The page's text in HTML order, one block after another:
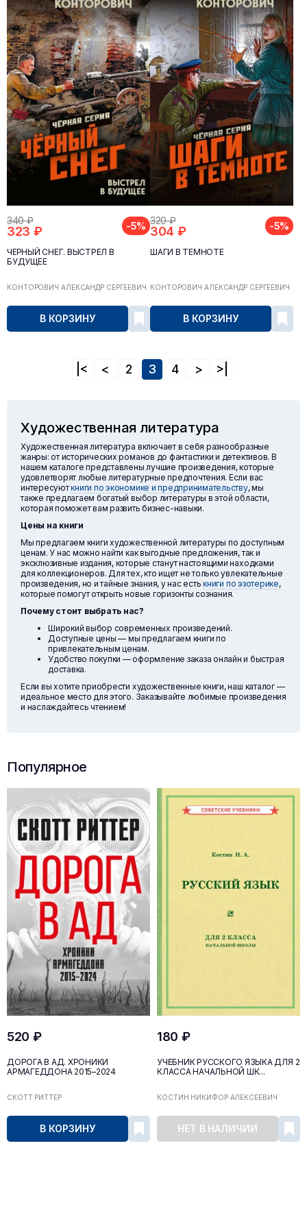
340 ₽
323 ₽ -5%
ЧЁРНЫЙ СНЕГ. ВЫСТРЕЛ В
БУДУЩЕЕ
КОНТОРОВИЧ АЛЕКСАНДР СЕРГЕЕВИЧ
В КОРЗИНУ
320 ₽
304 ₽ -5%
ШАГИ В ТЕМНОТЕ
КОНТОРОВИЧ АЛЕКСАНДР СЕРГЕЕВИЧ
В КОРЗИНУ
|< < 2 3 4 > >|
Художественная литература
Художественная литература включает в себя разнообразные
жанры: от исторических романов до фантастики и детективов. В
нашем каталоге представлены лучшие произведения, которые
удовлетворят любые литературные предпочтения. Если вас
интересуюткниги по экономике и предпринимательству, мы
также предлагаем богатый выбор литературы в этой области,
которая поможет вам развить бизнес-навыки.
Цены на книги
Мы предлагаем книги художественной литературы по доступным
ценам. У нас можно найти как выгодные предложения, так и
эксклюзивные издания, которые станут настоящими находками
для коллекционеров. Для тех, кто ищет не только увлекательные
произведения, но и тайные знания, у нас естькниги по эзотерике,
которые помогут открыть новые горизонты сознания.
Почему стоит выбрать нас?
Широкий выбор современных произведений.
Доступные цены — мы предлагаем книги по
привлекательным ценам.
Удобство покупки — оформление заказа онлайн и быстрая
доставка.
Если вы хотите приобрести художественные книги, наш каталог —
идеальное место для этого. Заказывайте любимые произведения
и наслаждайтесь чтением!
Популярное
520 ₽
ДОРОГА В АД. ХРОНИКИ
АРМАГЕДДОНА 2015–2024
СКОТТ РИТТЕР
В КОРЗИНУ
180 ₽
УЧЕБНИК РУССКОГО ЯЗЫКА ДЛЯ 2
КЛАССА НАЧАЛЬНОЙ ШК...
КОСТИН НИКИФОР АЛЕКСЕЕВИЧ
НЕТ В НАЛИЧИИ